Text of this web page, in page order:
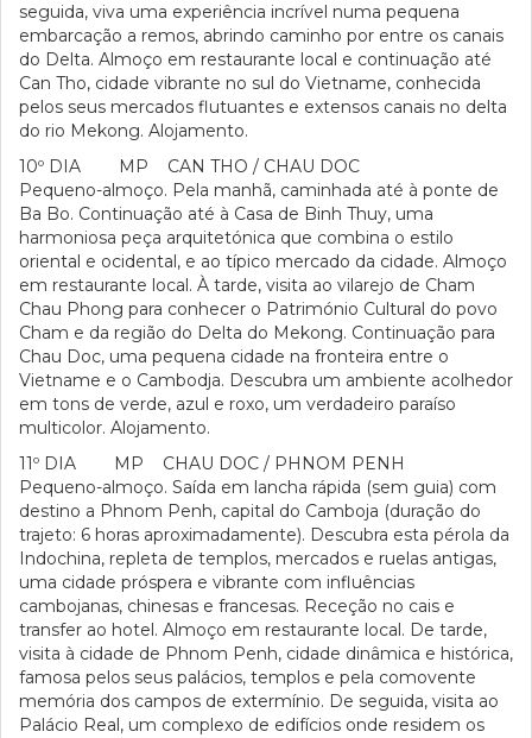
seguida, viva uma experiência incrível numa pequena
embarcação a remos, abrindo caminho por entre os canais
do Delta. Almoço em restaurante local e continuação até
Can Tho, cidade vibrante no sul do Vietname, conhecida
pelos seus mercados flutuantes e extensos canais no delta
do rio Mekong. Alojamento.
10º DIA MP CAN THO / CHAU DOC
Pequeno-almoço. Pela manhã, caminhada até à ponte de
Ba Bo. Continuação até à Casa de Binh Thuy, uma
harmoniosa peça arquitetónica que combina o estilo
oriental e ocidental, e ao típico mercado da cidade. Almoço
em restaurante local. À tarde, visita ao vilarejo de Cham
Chau Phong para conhecer o Património Cultural do povo
Cham e da região do Delta do Mekong. Continuação para
Chau Doc, uma pequena cidade na fronteira entre o
Vietname e o Cambodja. Descubra um ambiente acolhedor
em tons de verde, azul e roxo, um verdadeiro paraíso
multicolor. Alojamento.
11º DIA MP CHAU DOC / PHNOM PENH
Pequeno-almoço. Saída em lancha rápida (sem guia) com
destino a Phnom Penh, capital do Camboja (duração do
trajeto: 6 horas aproximadamente). Descubra esta pérola da
Indochina, repleta de templos, mercados e ruelas antigas,
uma cidade próspera e vibrante com influências
cambojanas, chinesas e francesas. Receção no cais e
transfer ao hotel. Almoço em restaurante local. De tarde,
visita à cidade de Phnom Penh, cidade dinâmica e histórica,
famosa pelos seus palácios, templos e pela comovente
memória dos campos de extermínio. De seguida, visita ao
Palácio Real, um complexo de edifícios onde residem os